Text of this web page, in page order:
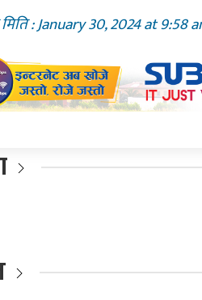
मिति : January 30, 2024 at 9:58